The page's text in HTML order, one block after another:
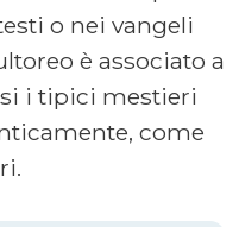
o nei vangeli
è associato a
i tipici mestieri
come